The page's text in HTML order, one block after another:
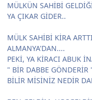
MÜLKÜN SAHİBİ
YA ÇIKAR GİDER..
MÜLK SAHİBİ KİRA
ALMANYA'DAN....
PEKİ, YA KİRACI ABUK
" BİR DABBE
BİLİR MİSİNİZ NEDİR